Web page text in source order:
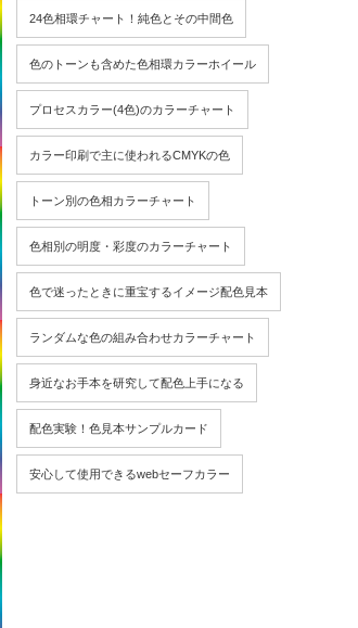
24色相環チャート！純色とその中間色
色のトーンも含めた色相環カラーホイール
プロセスカラー(4色)のカラーチャート
カラー印刷で主に使われるCMYKの色
トーン別の色相カラーチャート
色相別の明度・彩度のカラーチャート
色で迷ったときに重宝するイメージ配色見本
ランダムな色の組み合わせカラーチャート
身近なお手本を研究して配色上手になる
配色実験！色見本サンプルカード
安心して使用できるwebセーフカラー